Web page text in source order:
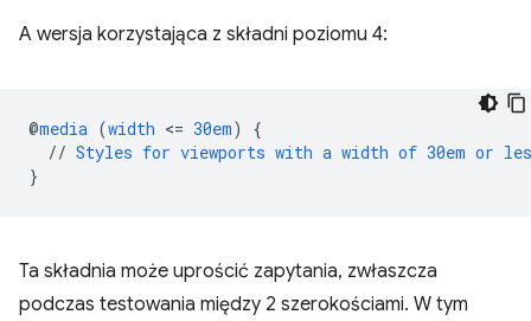
A wersja korzystająca z składni poziomu 4:
@media (width <= 30em)
{
// Styles for viewports with a width of 30em or
}
Ta składnia może uprościć zapytania, zwłaszcza
podczas testowania między 2 szerokościami. W tym